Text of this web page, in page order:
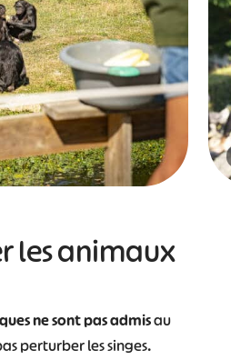
les animaux
ne sont pas admisau
perturber les singes.